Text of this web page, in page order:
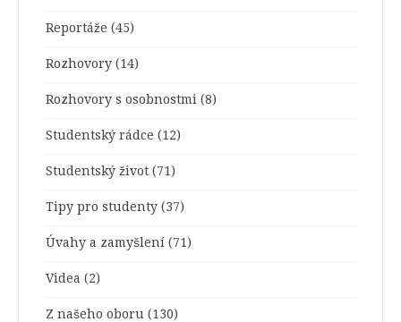
Reportáže (45)
Rozhovory (14)
Rozhovory s osobnostmi (8)
Studentský rádce (12)
Studentský život (71)
Tipy pro studenty (37)
Úvahy a zamyšlení (71)
Videa (2)
Z našeho oboru (130)